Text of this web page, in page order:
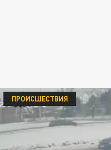
ПРОИСШЕСТВИЯ